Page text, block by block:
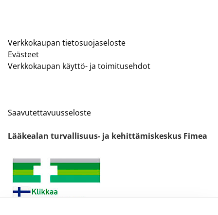
Verkkokaupan tietosuojaseloste
Evästeet
Verkkokaupan käyttö- ja toimitusehdot
Saavutettavuusseloste
Lääkealan turvallisuus- ja kehittämiskeskus Fimea